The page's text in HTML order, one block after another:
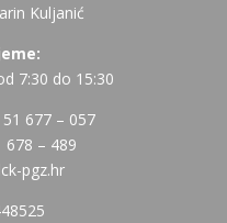
Kuljanić
7:30 do 15:30
677 – 057
678 – 489
pgz.hr